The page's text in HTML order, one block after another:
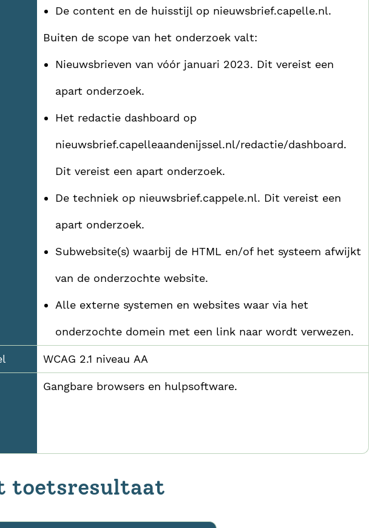
De content en de huisstijl op nieuwsbrief.capelle.nl.
Buiten de scope van het onderzoek valt:
Nieuwsbrieven van vóór januari 2023. Dit vereist een
apart onderzoek.
Het redactie dashboard op
nieuwsbrief.capelleaandenijssel.nl/redactie/dashboard.
Dit vereist een apart onderzoek.
De techniek op nieuwsbrief.cappele.nl. Dit vereist een
apart onderzoek.
Subwebsite(s) waarbij de HTML en/of het systeem afwijkt
van de onderzochte website.
Alle externe systemen en websites waar via het
onderzochte domein met een link naar wordt verwezen.
WCAG 2.1 niveau AA
Gangbare browsers en hulpsoftware.
toetsresultaat